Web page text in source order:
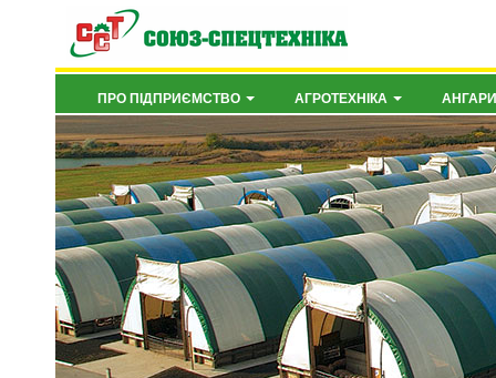
ПРО ПІДПРИЄМСТВО АГРОТЕХНІКА АНГАРИ